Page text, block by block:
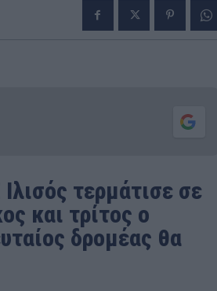
τερμάτισε σε
και τρίτος ο
δρομέας θα